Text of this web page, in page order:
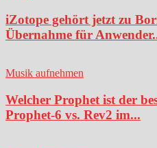
iZotope gehört jetzt zu
Übernahme für
Musik aufnehmen
Welcher Prophet ist der
Prophet-6 vs. Rev2 im...